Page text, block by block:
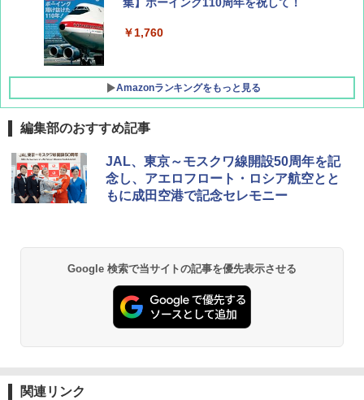
￥1,760
Amazonランキングをもっと見る
僕が見た未来【完全版】
￥0
力的な町 2026～2027 地球の歩き方D アジア
￥2,079
[キャンパーズコレクション 山善] ポップアッ
プテント 傘みたいに広げて畳める パッとサ
ッとサンシェード キューブ フルクローズ メ
ッシュ 簡単設置 ワンタッチテント キャンプ
PYKES PEAK (パイクスピーク) 着替えテン
ト プライバシー テント 【中が透けない】 1
人用 折りたたみ 防災グッズ 災害用トイレ ビ
ーチ ピクニック ポップアップテント 携帯 簡
DEWEL パラソル 大型 ビーチ アウトドアパ
ラソル ガーデン サイトシート付 折りたたみ
防水 UVカット 4段階高さ調整 軽量 収納袋付
き
GRANDOOR ステンレス保冷剤 2個セット 2
026リニューアル 急速冷凍 空間倍増 衛生的
コンパクト 保冷力長持ち
￥2,980
編集部のおすすめ記事
JAL、東京～モスクワ線開設50周年を記
念し、アエロフロート・ロシア航空とと
もに成田空港で記念セレモニー
Google 検索で当サイトの記事を優先表示させる
関連リンク